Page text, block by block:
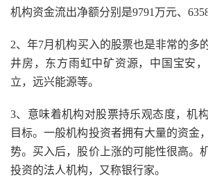
机构资金流出净额分别是9791万元、
2、年7月机构买入的股票也是非常的多
井房，东方雨虹中矿资源，中国宝安
立，远兴能源等。
3、意味着机构对股票持乐观态度，机
目标。一般机构投资者拥有大量的资金
势。买入后，股价上涨的可能性很高。
投资的法人机构，又称银行家。